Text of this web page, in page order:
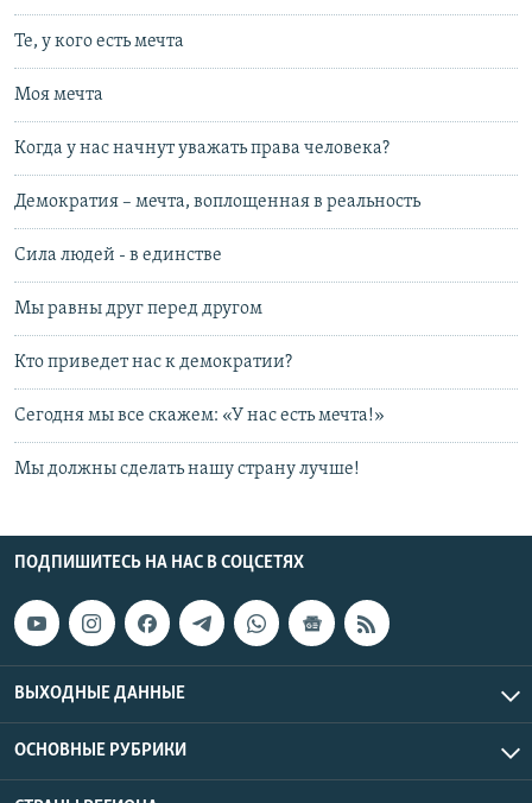
Те, у кого есть мечта
Моя мечта
Когда у нас начнут уважать права человека?
Демократия – мечта, воплощенная в реальность
Сила людей - в единстве
Мы равны друг перед другом
Кто приведет нас к демократии?
Сегодня мы все скажем: «У нас есть мечта!»
Мы должны сделать нашу страну лучше!
ПОДПИШИТЕСЬ НА НАС В СОЦСЕТЯХ
ВЫХОДНЫЕ ДАННЫЕ
ОСНОВНЫЕ РУБРИКИ